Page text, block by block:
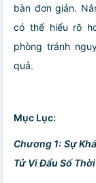
bàn đơn giản.
có thể hiểu rõ
phòng tránh
quả.
Mục Lục:
Chương 1: Sự
Tử Vi Đẩu Số